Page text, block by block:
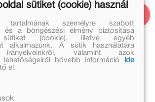
Kalandok a természetben
Fiona Huisman
sütiket (cookie) használ
tartalmának személyre szabott
és a böngészési élmény biztosítása
sütiket (cookie), illetve egyéb
alkalmazunk. A sütik használatára
irányelveinkről, valamint azok
lehetőségeiről bővebb információ
ide
el.